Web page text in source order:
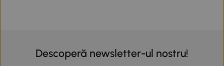
Descoperă newsletter-ul nostru!